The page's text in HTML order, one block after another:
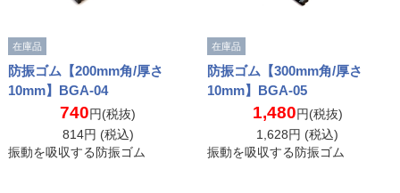
在庫品
防振ゴム【200mm角/厚さ
10mm】BGA-04
740円(税抜)
814円 (税込)
振動を吸収する防振ゴム
在庫品
防振ゴム【300mm角/厚さ
10mm】BGA-05
1,480円(税抜)
1,628円 (税込)
振動を吸収する防振ゴム